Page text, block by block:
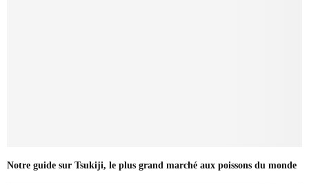
Notre guide sur Tsukiji, le plus grand marché aux poissons du monde